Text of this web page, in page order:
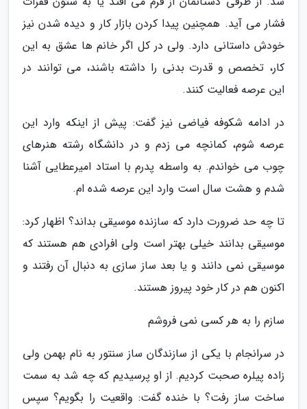
فشار می آید. همچنین پیدا کردن بازار کار و دیده شدن نیز
خودش داستانی دارد. ولی در کل اگر خانم ها عشق به این
کار، تخصص و قدرت بدنی را داشته باشند، می توانند در
این عرصه فعالیت کنند.
در ادامه شکوفه فیاضی نیز گفت: پیش از اینکه وارد این
عرصه شوم، کمانچه می زدم و در دانشگاه رشته هنرهای
چوب می خواندم. به واسطه پدرم با استاد امیرعطایی آشنا
شدم و هشت سال است وارد این عرصه شده ام.
تا چه حد ضرورت دارد که سازنده موسیقی بداند؟ اظهار کرد:
موسیقی بدانند خیلی بهتر است ولی افرادی هم هستند که
موسیقی نمی دانند و یا بعد ساز سازی به دنبال آن رفتند و
اکنون هم در کار خود پیروز هستند.
سازم را به هر کسی نمی فروشم
در سرانجام با یکی از سازندگان ساز سنتور به نام بهمن ولی
زاده پیلره صحبت کردیم. از او پرسیدیم که چه شد به سمت
ساخت ساز رفت؟ با خنده گفت: واقعیت را بگویم؟ سپس